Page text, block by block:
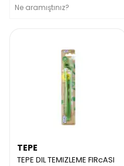
TEPE
TEPE DIL TEMIZLEME FIRcASI